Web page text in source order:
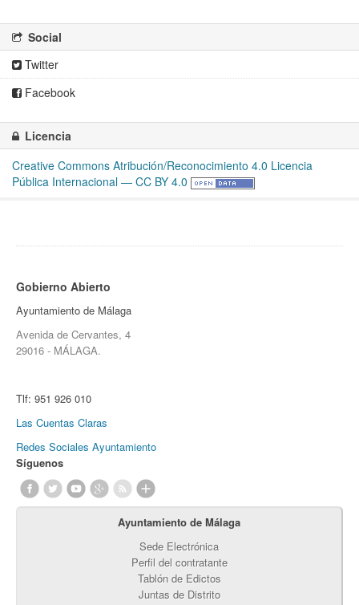
Social
Twitter
Facebook
Licencia
Creative Commons Atribución/Reconocimiento 4.0 Licencia
Pública Internacional — CC BY 4.0
Gobierno Abierto
Ayuntamiento de Málaga
Avenida de Cervantes, 4
29016 - MÁLAGA.
Tlf: 951 926 010
Las Cuentas Claras
Redes Sociales Ayuntamiento
Síguenos
Ayuntamiento de Málaga
Sede Electrónica
Perfil del contratante
Tablón de Edictos
Juntas de Distrito